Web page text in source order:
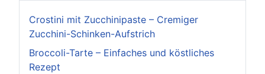
Crostini mit Zucchinipaste – Cremiger
Zucchini-Schinken-Aufstrich
Broccoli-Tarte – Einfaches und köstliches
Rezept